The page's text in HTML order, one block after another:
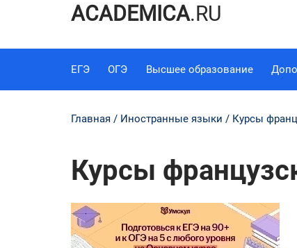
ACADEMICA.RU
ЕГЭ ОГЭ Высшее образование
Главная Иностранные языки Курсы
Курсы